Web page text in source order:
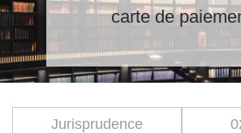
carte de
Jurisprudence